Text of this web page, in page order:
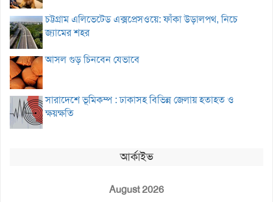
চট্টগ্রাম এলিভেটেড এক্সপ্রেসওয়ে: ফাঁকা উড়ালপথ, নিচে
জ্যামের শহর
আসল গুড় চিনবেন যেভাবে
সারাদেশে ভূমিকম্প : ঢাকাসহ বিভিন্ন জেলায় হতাহত ও
ক্ষয়ক্ষতি
আর্কাইভ
August 2026